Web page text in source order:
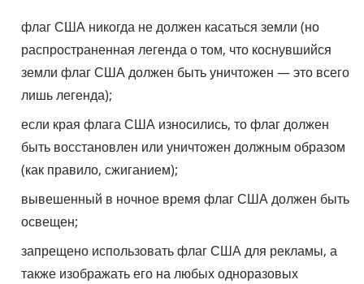
флаг США никогда не должен касаться земли (но
распространенная легенда о том, что коснувшийся
земли флаг США должен быть уничтожен — это всего
лишь легенда);
если края флага США износились, то флаг должен
быть восстановлен или уничтожен должным образом
(как правило, сжиганием);
вывешенный в ночное время флаг США должен быть
освещен;
запрещено использовать флаг США для рекламы, а
также изображать его на любых одноразовых